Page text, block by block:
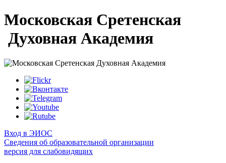
Московская Сретенская
Духовная Академия
Вход в ЭИОС
Сведения об образовательной организации
версия для слабовидящих